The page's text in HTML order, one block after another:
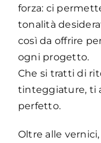
forza: ci
tonalità
così da offrire
ogni progetto.
Che si tratti di
tinteggiature, ti
perfetto.
Oltre alle